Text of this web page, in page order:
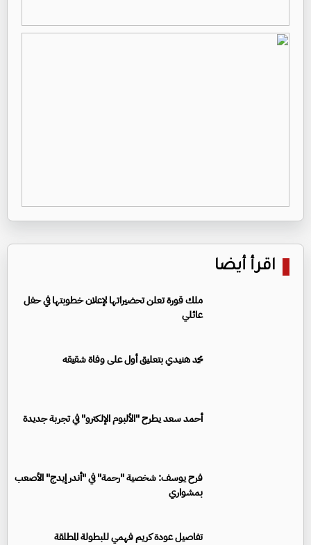
اقرأ أيضا
ملك قورة تعلن تحضيراتها لإعلان خطوبتها في حفل
عائلي
محمد هنيدي بتعليق أول على وفاة شقيقه
أحمد سعد يطرح "الألبوم الإلكترو" في تجربة جديدة
فرح يوسف: شخصية "رحمة" في "أندر إيدج" الأصعب
بمشواري
تفاصيل عودة كريم فهمي للبطولة المطلقة